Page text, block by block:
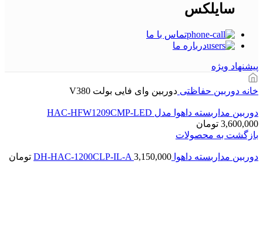
سایلکس
تماس با ما
درباره ما
پیشنهاد ویژه
خانه دوربین حفاظتی دوربین وای فایی بولت V380
دوربین مداربسته داهوا مدل HAC-HFW1209CMP-LED
3,600,000 تومان
بازگشت به محصولات
دوربین مداربسته داهوا DH-HAC-1200CLP-IL-A 3,150,000 تومان